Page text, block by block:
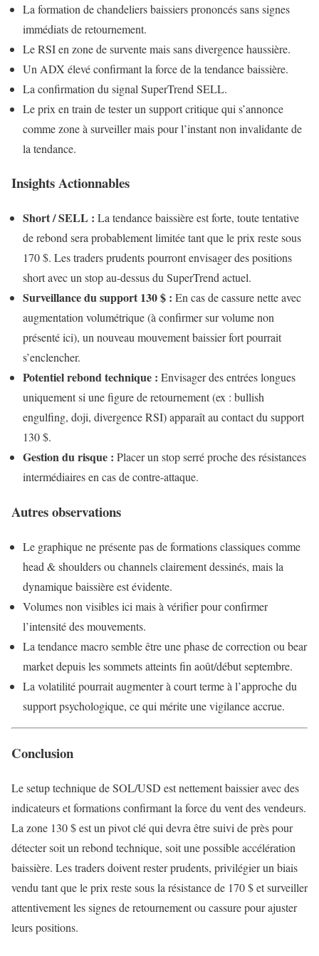
La formation de chandeliers baissiers prononcés sans signes
immédiats de retournement.
Le RSI en zone de survente mais sans divergence haussière.
Un ADX élevé confirmant la force de la tendance baissière.
La confirmation du signal SuperTrend SELL.
Le prix en train de tester un support critique qui s’annonce
comme zone à surveiller mais pour l’instant non invalidante de
la tendance.
Insights Actionnables
Short / SELL : La tendance baissière est forte, toute tentative
de rebond sera probablement limitée tant que le prix reste sous
170 $. Les traders prudents pourront envisager des positions
short avec un stop au-dessus du SuperTrend actuel.
Surveillance du support 130 $ : En cas de cassure nette avec
augmentation volumétrique (à confirmer sur volume non
présenté ici), un nouveau mouvement baissier fort pourrait
s’enclencher.
Potentiel rebond technique : Envisager des entrées longues
uniquement si une figure de retournement (ex : bullish
engulfing, doji, divergence RSI) apparaît au contact du support
130 $.
Gestion du risque : Placer un stop serré proche des résistances
intermédiaires en cas de contre-attaque.
Autres observations
Le graphique ne présente pas de formations classiques comme
head & shoulders ou channels clairement dessinés, mais la
dynamique baissière est évidente.
Volumes non visibles ici mais à vérifier pour confirmer
l’intensité des mouvements.
La tendance macro semble être une phase de correction ou bear
market depuis les sommets atteints fin août/début septembre.
La volatilité pourrait augmenter à court terme à l’approche du
support psychologique, ce qui mérite une vigilance accrue.
Conclusion
Le setup technique de SOL/USD est nettement baissier avec des
indicateurs et formations confirmant la force du vent des vendeurs.
La zone 130 $ est un pivot clé qui devra être suivi de près pour
détecter soit un rebond technique, soit une possible accélération
baissière. Les traders doivent rester prudents, privilégier un biais
vendu tant que le prix reste sous la résistance de 170 $ et surveiller
attentivement les signes de retournement ou cassure pour ajuster
leurs positions.